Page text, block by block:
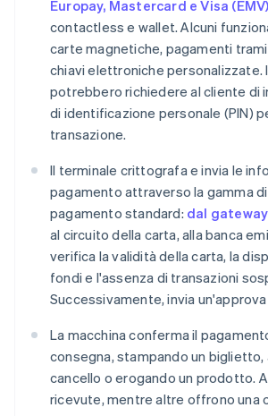
Europay, Mastercard e Visa
contactless e wallet. Alcuni
carte magnetiche, pagamenti
chiavi elettroniche personalizzate.
potrebbero richiedere al cliente di
di identificazione personale (PIN)
transazione.
Il terminale crittografa e invia le
pagamento attraverso la gamma
pagamento standard: dal
al circuito della carta, alla banca
verifica la validità della carta, la
fondi e l'assenza di transazioni
Successivamente, invia
La macchina conferma il
consegna, stampando un biglietto,
cancello o erogando un prodotto.
ricevute, mentre altre offrono una